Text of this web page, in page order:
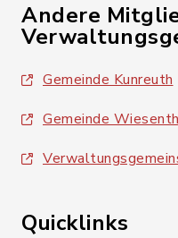
Andere
Gemeinde Kunreuth
Gemeinde
Quicklinks